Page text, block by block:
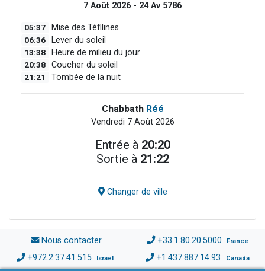
7 Août 2026 - 24 Av 5786
05:37 Mise des Téfilines
06:36 Lever du soleil
13:38 Heure de milieu du jour
20:38 Coucher du soleil
21:21 Tombée de la nuit
Chabbath Réé
Vendredi 7 Août 2026
Entrée à 20:20
Sortie à 21:22
Changer de ville
Nous contacter +33.1.80.20.5000 France
+972.2.37.41.515 Israël +1.437.887.14.93 Canada